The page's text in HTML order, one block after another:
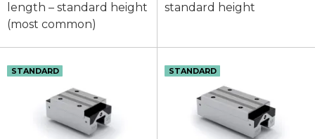
length – standard height
(most common)
standard height
STANDARD STANDARD